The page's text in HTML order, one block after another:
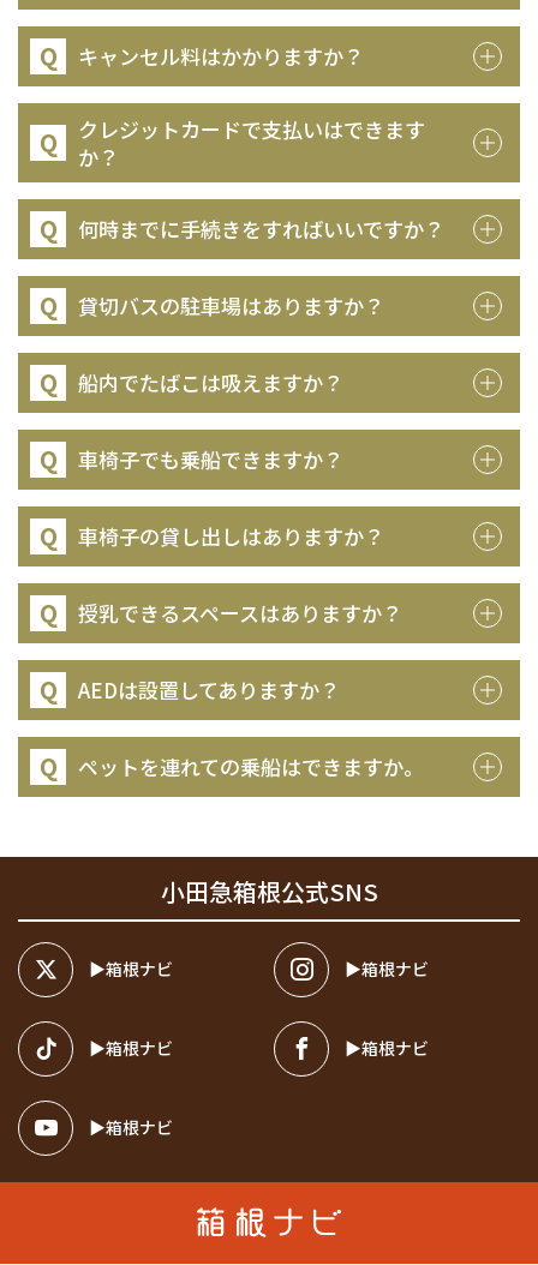
Q キャンセル料はかかりますか？
Q
クレジットカードで支払いはできます
か？
Q 何時までに手続きをすればいいですか？
Q 貸切バスの駐車場はありますか？
Q 船内でたばこは吸えますか？
Q 車椅子でも乗船できますか？
Q 車椅子の貸し出しはありますか？
Q 授乳できるスペースはありますか？
Q AEDは設置してありますか？
Q ペットを連れての乗船はできますか。
小田急箱根公式SNS
箱根ナビ 箱根ナビ
箱根ナビ 箱根ナビ
箱根ナビ